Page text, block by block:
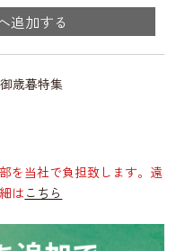
追加する
御歳暮特集
を当社で負担致します。遠
はこちら